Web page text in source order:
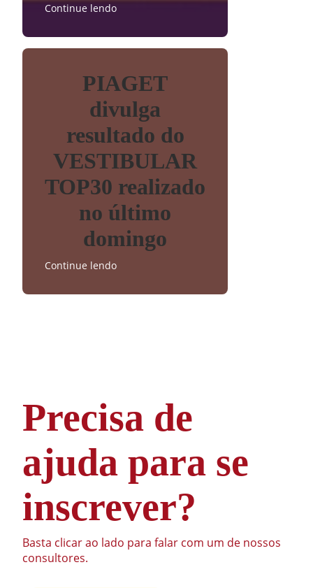
Continue lendo
PIAGET
divulga
resultado do
VESTIBULAR
TOP30 realizado
no último
domingo
Continue lendo
Precisa de
ajuda para se
inscrever?
Basta clicar ao lado para falar com um de nossos
consultores.